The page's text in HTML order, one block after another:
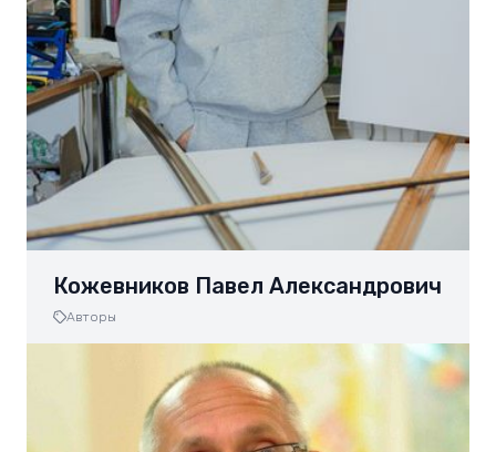
Кожевников Павел Александрович
Авторы